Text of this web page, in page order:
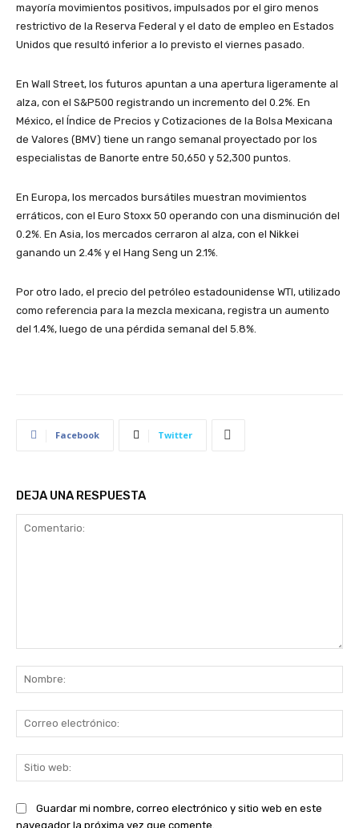
mayoría movimientos positivos, impulsados por el giro menos
restrictivo de la Reserva Federal y el dato de empleo en Estados
Unidos que resultó inferior a lo previsto el viernes pasado.
En Wall Street, los futuros apuntan a una apertura ligeramente al
alza, con el S&P500 registrando un incremento del 0.2%. En
México, el Índice de Precios y Cotizaciones de la Bolsa Mexicana
de Valores (BMV) tiene un rango semanal proyectado por los
especialistas de Banorte entre 50,650 y 52,300 puntos.
En Europa, los mercados bursátiles muestran movimientos
erráticos, con el Euro Stoxx 50 operando con una disminución del
0.2%. En Asia, los mercados cerraron al alza, con el Nikkei
ganando un 2.4% y el Hang Seng un 2.1%.
Por otro lado, el precio del petróleo estadounidense WTI, utilizado
como referencia para la mezcla mexicana, registra un aumento
del 1.4%, luego de una pérdida semanal del 5.8%.
Facebook Twitter
DEJA UNA RESPUESTA
Guardar mi nombre, correo electrónico y sitio web en este
navegador la próxima vez que comente.